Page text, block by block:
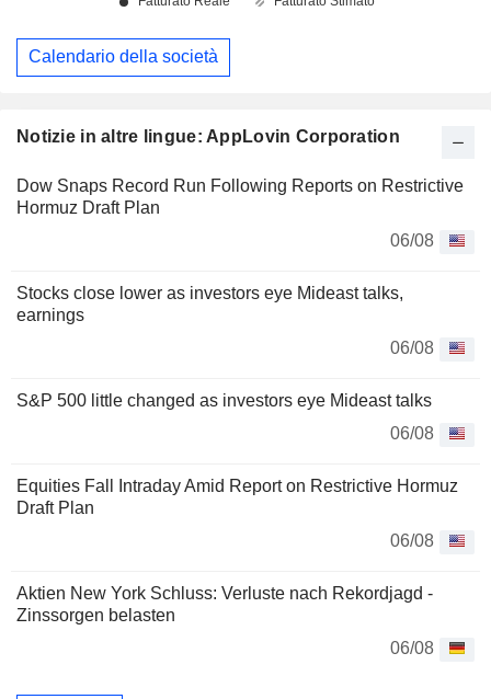
Notizie in altre lingue: AppLovin Corporation
Dow Snaps Record Run Following Reports on Restrictive
Hormuz Draft Plan
06/08
Stocks close lower as investors eye Mideast talks,
earnings
06/08
S&P 500 little changed as investors eye Mideast talks
06/08
Equities Fall Intraday Amid Report on Restrictive Hormuz
Draft Plan
06/08
Aktien New York Schluss: Verluste nach Rekordjagd -
Zinssorgen belasten
06/08
Calendario della società